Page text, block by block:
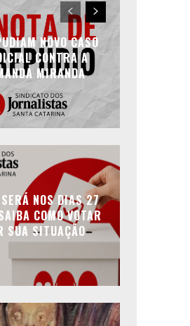
NOVO CASO
CONTRA A
MIRANDA
NOS DIAS 27
COMO VOTAR
SUA SITUAÇÃO